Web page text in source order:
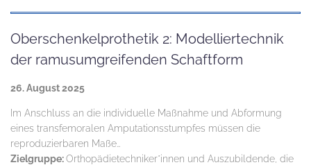
Oberschenkelprothetik 2: Modelliertechnik
der ramusumgreifenden Schaftform
26. August 2025
Im Anschluss an die individuelle Maßnahme und Abformung
eines transfemoralen Amputationsstumpfes müssen die
reproduzierbaren Maße…
Zielgruppe:Orthopädietechniker*innen und Auszubildende, die